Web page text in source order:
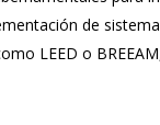
de
LEED o